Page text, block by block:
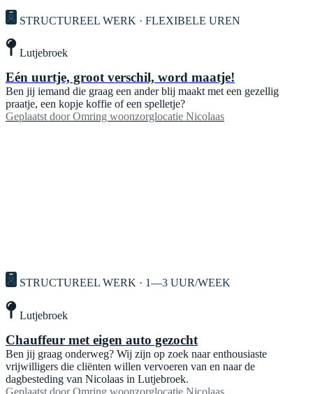
STRUCTUREEL WERK · FLEXIBELE UREN
Lutjebroek
Eén uurtje, groot verschil, word maatje!
Ben jij iemand die graag een ander blij maakt met een gezellig
praatje, een kopje koffie of een spelletje?
Geplaatst door Omring woonzorglocatie Nicolaas
STRUCTUREEL WERK · 1—3 UUR/WEEK
Lutjebroek
Chauffeur met eigen auto gezocht
Ben jij graag onderweg? Wij zijn op zoek naar enthousiaste
vrijwilligers die cliënten willen vervoeren van en naar de
dagbesteding van Nicolaas in Lutjebroek.